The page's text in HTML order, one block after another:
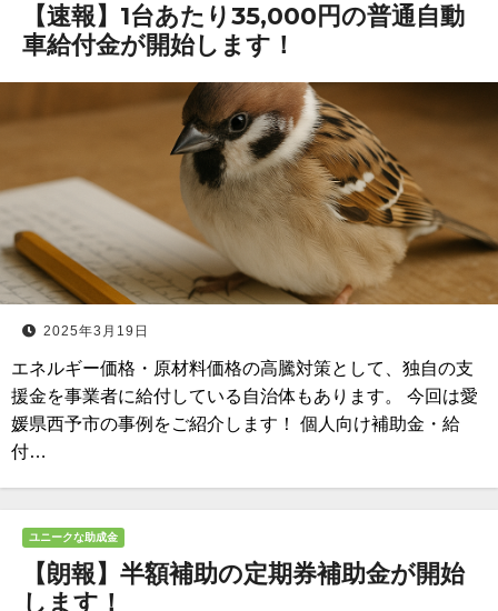
【速報】1台あたり35,000円の普通自動
車給付金が開始します！
2025年3月19日
エネルギー価格・原材料価格の高騰対策として、独自の支
援金を事業者に給付している自治体もあります。 今回は愛
媛県西予市の事例をご紹介します！ 個人向け補助金・給
付…
ユニークな助成金
【朗報】半額補助の定期券補助金が開始
します！